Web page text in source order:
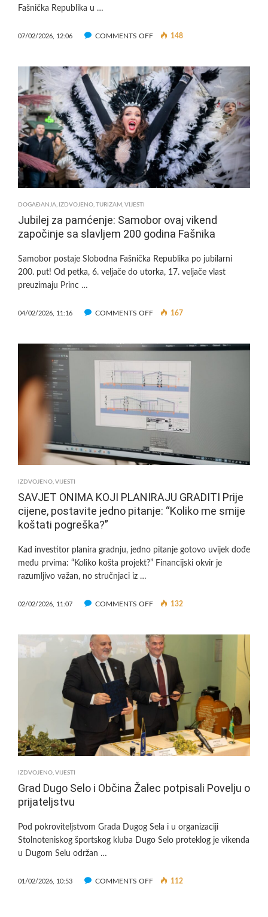
Fašnička Republika u …
07/02/2026, 12:06 COMMENTS OFFON
JUBILARNI
200.
SAMOBORSKI
FAŠNIK:
POGLEDAJTE
ATMOSFERU!
148
DOGAĐANJA IZDVOJENO TURIZAM VIJESTI
Jubilej za pamćenje: Samobor ovaj vikend
započinje sa slavljem 200 godina Fašnika
Samobor postaje Slobodna Fašnička Republika po jubilarni
200. put! Od petka, 6. veljače do utorka, 17. veljače vlast
preuzimaju Princ …
04/02/2026, 11:16 COMMENTS OFFON
PAMĆENJE:
SAMOBOR
OVAJ
VIKEND
ZAPOČINJE
SA
SLAVLJEM
200
GODINA
FAŠNIKA
167
IZDVOJENO, VIJESTI
SAVJET ONIMA KOJI PLANIRAJU GRADITI Prije
cijene, postavite jedno pitanje: “Koliko me smije
koštati pogreška?”
Kad investitor planira gradnju, jedno pitanje gotovo uvijek dođe
među prvima: “Koliko košta projekt?” Financijski okvir je
razumljivo važan, no stručnjaci iz …
02/02/2026, 11:07 COMMENTS OFFON
KOJI
PLANIRAJU
GRADITI
PRIJE
CIJENE,
POSTAVITE
PITANJE:
“KOLIKO
ME
POGREŠKA?”
132
IZDVOJENO, VIJESTI
Grad Dugo Selo i Občina Žalec potpisali Povelju o
prijateljstvu
Pod pokroviteljstvom Grada Dugog Sela i u organizaciji
Stolnoteniskog športskog kluba Dugo Selo proteklog je vikenda
u Dugom Selu održan …
01/02/2026, 10:53 COMMENTS OFFON
112